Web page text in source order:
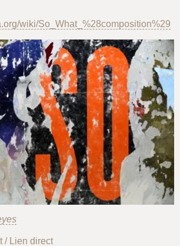
wiki/So_What_%28composition%29
/ Lien direct